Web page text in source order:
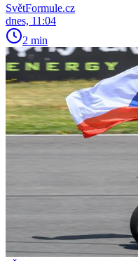
SvětFormule.cz
dnes, 11:04
2 min